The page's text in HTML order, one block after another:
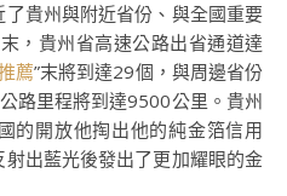
貴州與附近省份、與全國重要
，貴州省高速公路出省通道達
薦”末將到達29個，與周邊省份
路里程將到達9500公里。貴州
的開放他掏出他的純金箔信用
出藍光後發出了更加耀眼的金